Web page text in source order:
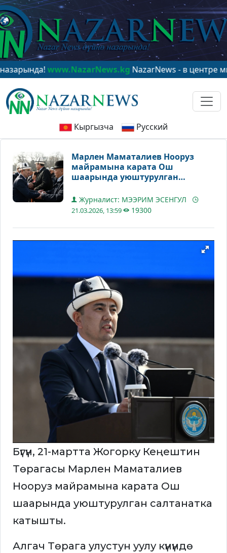
www.NazarNews.kgNazarNews - в центре мирового
Кыргызча Русский
Марлен Маматалиев Нооруз
майрамына карата Ош
шаарында уюштурулган
Журналист: МЭЭРИМ ЭСЕНГУЛ
21.03.2026, 13:59 19300
Бүгүн, 21-мартта Жогорку Кеңештин
Төрагасы Марлен Маматалиев
Нооруз майрамына карата Ош
шаарында уюштурулган салтанатка
катышты.
Алгач Төрага улустун уулу күнүндө